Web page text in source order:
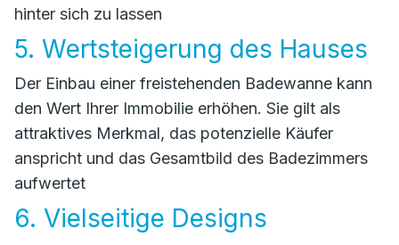
hinter sich zu lassen
5. Wertsteigerung des Hauses
Der Einbau einer freistehenden Badewanne kann
den Wert Ihrer Immobilie erhöhen. Sie gilt als
attraktives Merkmal, das potenzielle Käufer
anspricht und das Gesamtbild des Badezimmers
aufwertet
6. Vielseitige Designs